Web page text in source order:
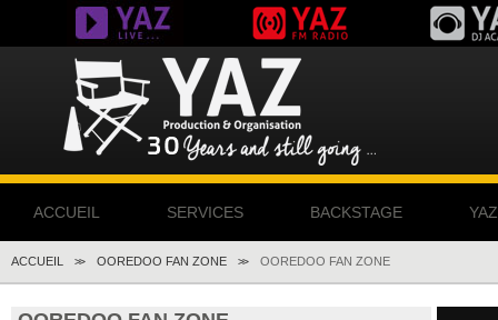
ACCUEIL SERVICES BACKSTAGE
ACCUEIL >> OOREDOO FAN ZONE >> OOREDOO FAN ZONE